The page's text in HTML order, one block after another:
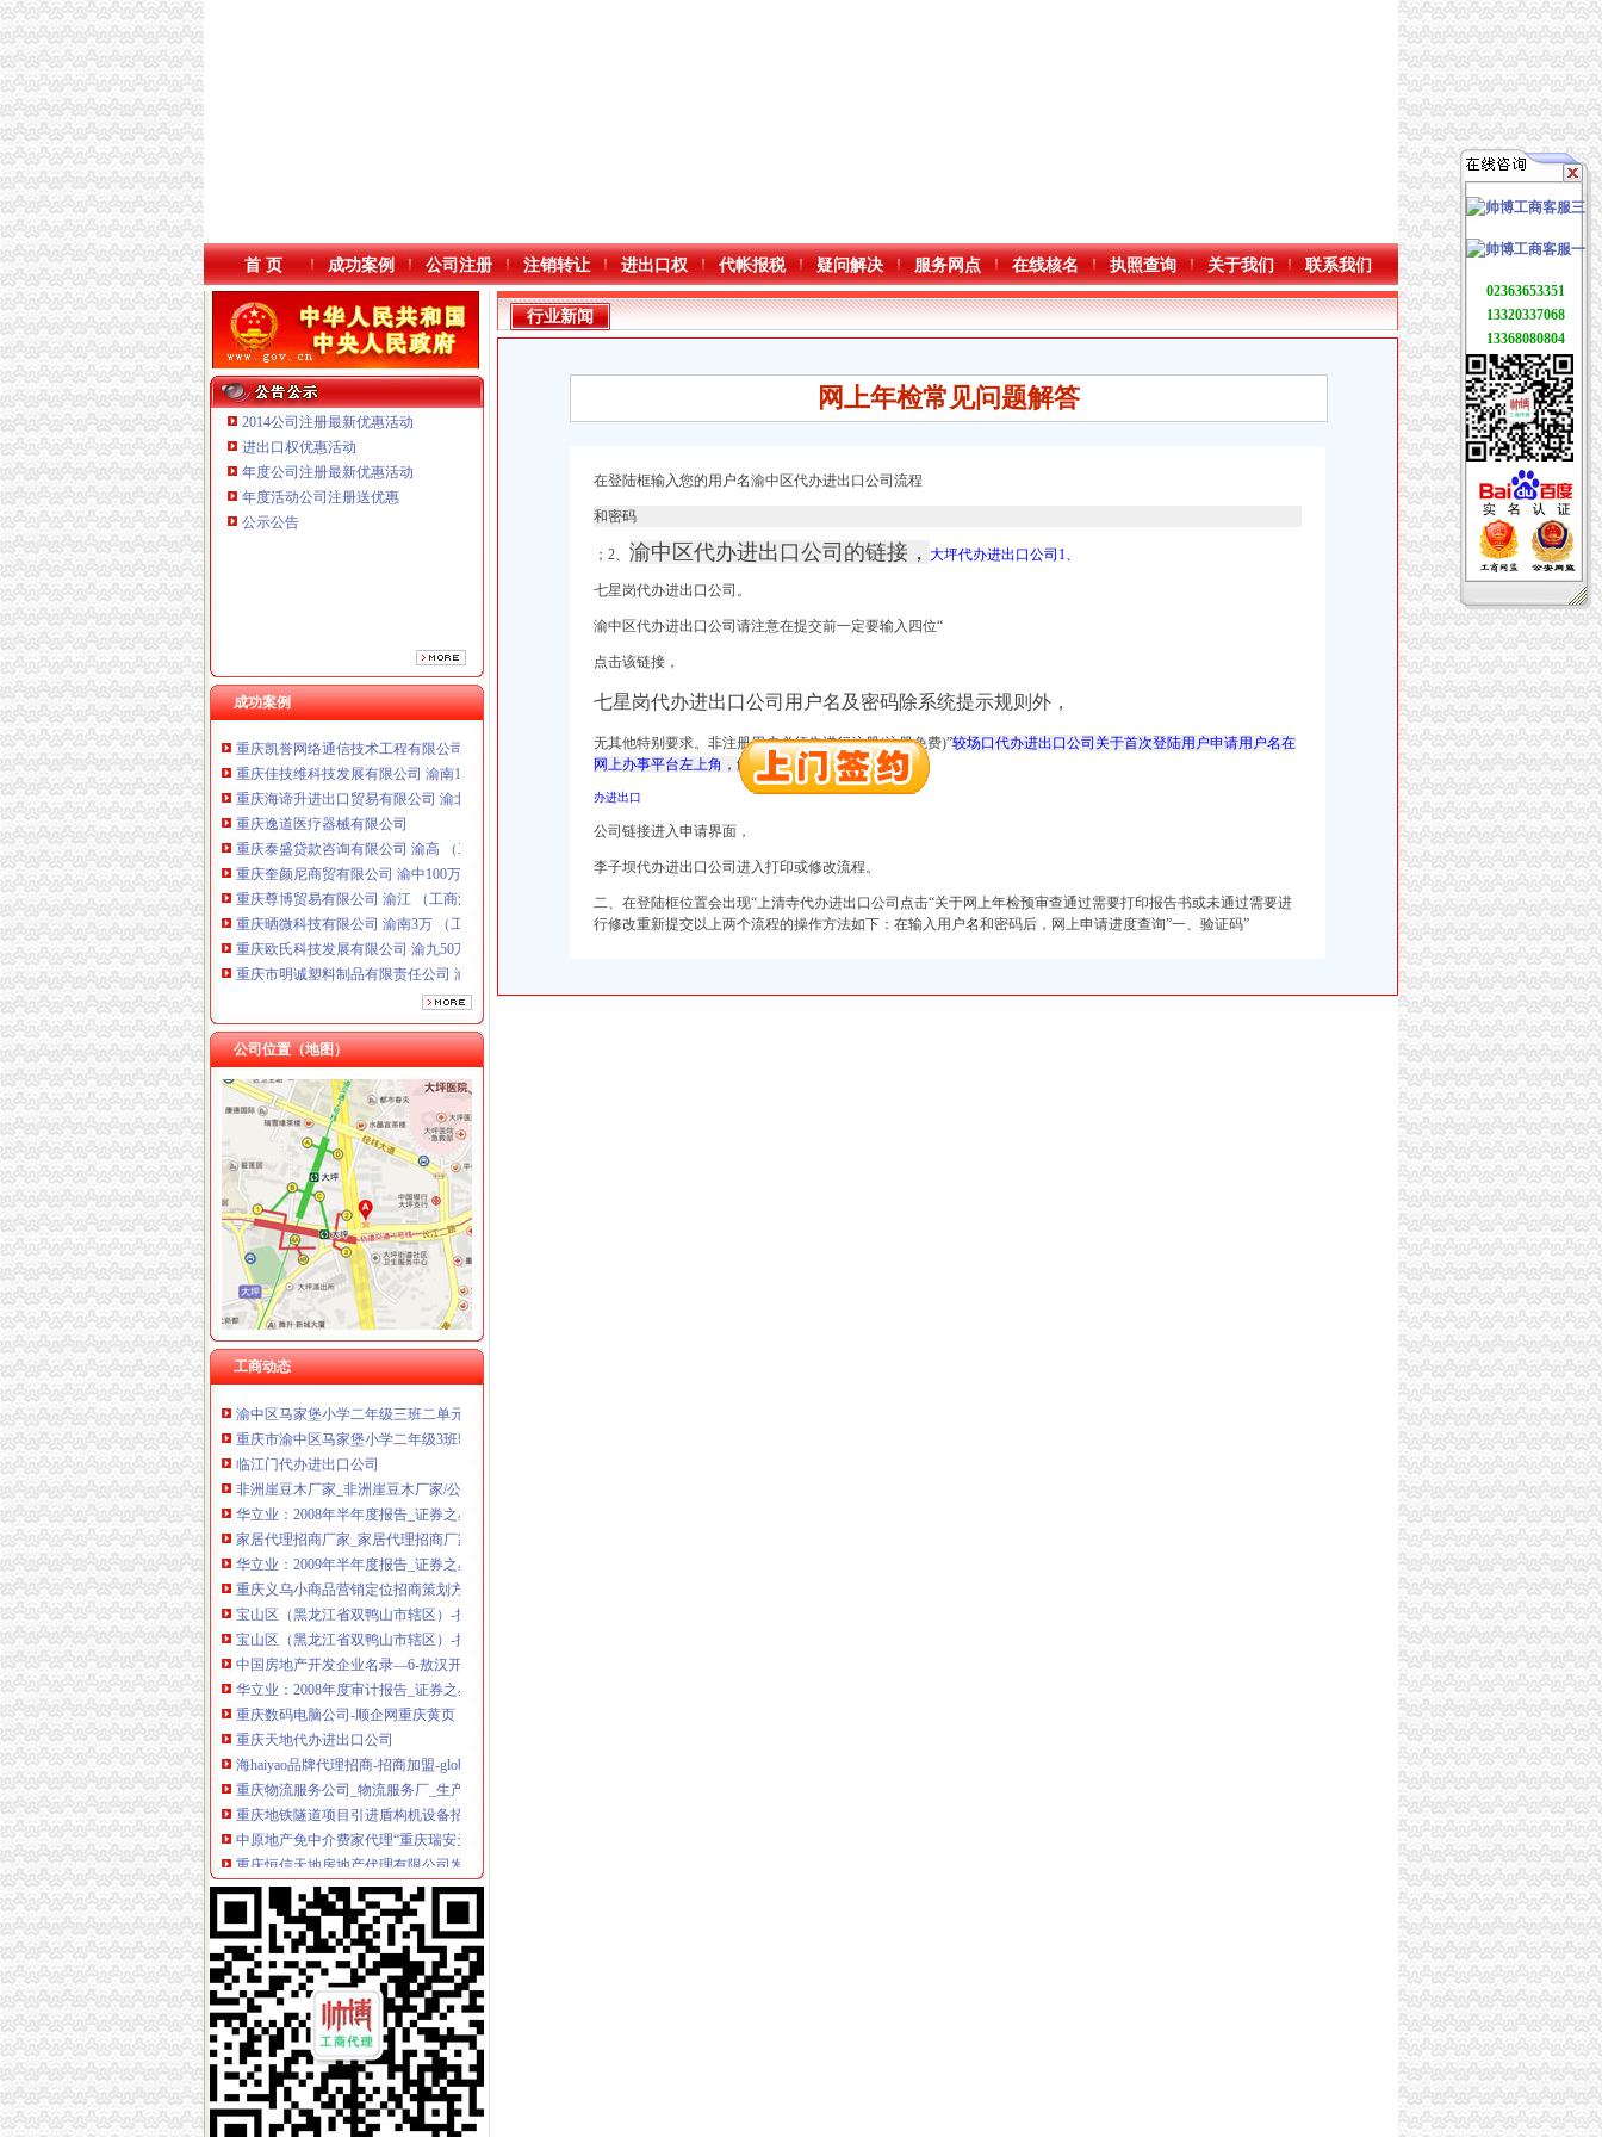
首 页 成功案例 公司注册 注销转让 进出口权 代帐报税 疑问解决 服务网点 在线核名 执照查询 关于我们 联系我们
2014公司注册最新优惠活动
进出口权优惠活动
年度公司注册最新优惠活动
年度活动公司注册送优惠
公示公告
成功案例
重庆海谛升进出口贸易有限公司 渝北100万 （进出口权）
重庆逸道医疗器械有限公司
重庆欧氏科技发展有限公司 渝九50万 （进出口权）
重庆市明诚塑料制品有限责任公司 渝高100万 （进出口权）
重庆金品科技有限公司 渝南100万 （进出口权）
重庆凯誉网络通信技术工程有限公司 渝中300万 （工商变更）
重庆佳技维科技发展有限公司 渝南100万 （进出口权）
重庆海谛升进出口贸易有限公司 渝北100万 （进出口权）
重庆逸道医疗器械有限公司
重庆泰盛贷款咨询有限公司 渝高 （工商注册）
重庆奎颜尼商贸有限公司 渝中100万 （工商注册）
重庆尊博贸易有限公司 渝江 （工商注册）
重庆晒微科技有限公司 渝南3万 （工商注册）
重庆欧氏科技发展有限公司 渝九50万 （进出口权）
重庆市明诚塑料制品有限责任公司 渝高100万 （进出口权）
重庆金品科技有限公司 渝南100万 （进出口权）
重庆凯誉网络通信技术工程有限公司 渝中300万 （工商变更）
重庆佳技维科技发展有限公司 渝南100万 （进出口权）
公司位置（地图）
工商动态
渝中区马家堡
【招商银行渝中区马家堡自助银行】招商银行渝中区马家堡自助银行
【重庆市渝中区大坪制面厂马家堡饮食店】重庆市渝中区大坪制面厂
重庆市渝中区人民
重庆市渝中区马家堡小学2017年新生招生通告！_重庆幼升小_家长帮
2017年重庆二级建造师考试地点重庆市渝中区马家堡小学在哪？_二级
重庆市渝中区马家堡小学校怎么样_百度知道
渝中区社区服务网-马家堡社区
重庆市渝中区马家堡安利专卖店地址重庆市马家堡哪有卖安利产【今日
渝中区马家堡小学二年级三班二单元复习资料(一)_老师_新浪博客
重庆市渝中区马家堡小学二年级3班歌咏比赛-原创-高清-爱奇艺
临江门代办进出口公司
非洲崖豆木厂家_非洲崖豆木厂家/公司-阿里巴巴公司黄页
华立业：2008年半年度报告_证券之星
家居代理招商厂家_家居代理招商厂家/公司-阿里巴巴公司黄页
华立业：2009年半年度报告_证券之星
重庆义乌小商品营销定位招商策划方案.doc
宝山区（黑龙江省双鸭山市辖区）-搜百科
宝山区（黑龙江省双鸭山市辖区）-搜百科
中国房地产开发企业名录—6-敖汉开发区招商网-中国招商引资信
华立业：2008年度审计报告_证券之星
重庆数码电脑公司-顺企网重庆黄页
重庆天地代办进出口公司
海haiyao品牌代理招商-招商加盟-globrand（全球品牌网）
重庆物流服务公司_物流服务厂_生产厂家企业公司
重庆地铁隧道项目引进盾构机设备招标报关代理公司
中原地产免中介费家代理“重庆瑞安天地”-房产新闻-重庆搜狐焦点网
重庆恒信天地房地产代理有限公司发展战略研究-收费硕士博士论文-论
国内速递代理厂家_国内速递代理厂家/公司-阿里巴巴公司黄页
天津港巧克力代理进口公司_志趣网
中东专线深圳市飞达国际货运代理有限公司有[公司已核实]-搜狐
深圳证券交易所上市公司_焦点_新浪财经_新浪网
大连盾构机进口清关代理公司-中国制造交易网
朝天门代办进出口公司
重庆蝶丽人贸易有限公司2017新招聘信息_电话_地址-58企业名录
重庆重庆西源商标代理有限公司附近酒店【携程酒店】_第7页
重庆天门商场朝天门第十三交易区附近酒店【携程酒店】
重庆国际货运专线：渝新欧进口平行车运输清关代理-重庆爱问分类
【重庆朝天门易碎品物流_易碎品运输价格_易碎品托运电话】-重庆赶
行业新闻
网上年检常见问题解答
在登陆框输入您的用户名渝中区代办进出口公司流程
和密码
；2、 渝中区代办进出口公司的链接， 大坪代办进出口公司1、
七星岗代办进出口公司。
渝中区代办进出口公司请注意在提交前一定要输入四位“
点击该链接，
七星岗代办进出口公司用户名及密码除系统提示规则外，
无其他特别要求。非注册用户必须先进行注册(注册免费)”较场口代办进出口公司关于首次登陆用户申请用户名在
网上办事平台左上角， 解放碑代大坪代办进出口公司
办进出口
公司链接进入申请界面，
李子坝代办进出口公司进入打印或修改流程。
二、在登陆框位置会出现“上清寺代办进出口公司点击“关于网上年检预审查通过需要打印报告书或未通过需要进
行修改重新提交以上两个流程的操作方法如下：在输入用户名和密码后，网上申请进度查询”一、验证码”
02363653351
13320337068
13368080804